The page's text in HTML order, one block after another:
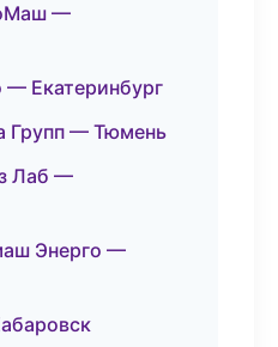
—
— Екатеринбург
Групп — Тюмень
Лаб —
Энерго —